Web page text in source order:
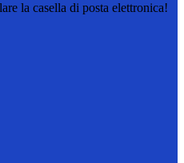
la casella di posta elettronica!